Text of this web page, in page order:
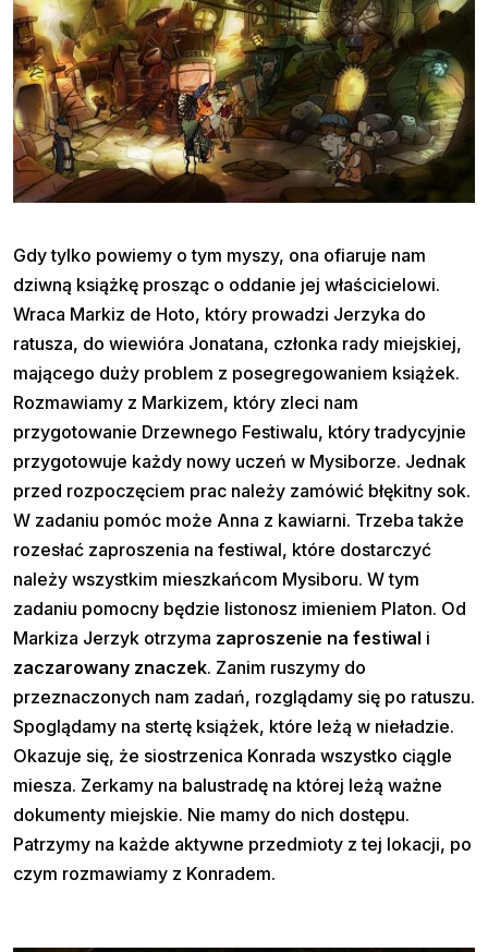
Gdy tylko powiemy o tym myszy, ona ofiaruje nam
dziwną książkę prosząc o oddanie jej właścicielowi.
Wraca Markiz de Hoto, który prowadzi Jerzyka do
ratusza, do wiewióra Jonatana, członka rady miejskiej,
mającego duży problem z posegregowaniem książek.
Rozmawiamy z Markizem, który zleci nam
przygotowanie Drzewnego Festiwalu, który tradycyjnie
przygotowuje każdy nowy uczeń w Mysiborze. Jednak
przed rozpoczęciem prac należy zamówić błękitny sok.
W zadaniu pomóc może Anna z kawiarni. Trzeba także
rozesłać zaproszenia na festiwal, które dostarczyć
należy wszystkim mieszkańcom Mysiboru. W tym
zadaniu pomocny będzie listonosz imieniem Platon. Od
Markiza Jerzyk otrzyma zaproszenie na festiwal i
zaczarowany znaczek. Zanim ruszymy do
przeznaczonych nam zadań, rozglądamy się po ratuszu.
Spoglądamy na stertę książek, które leżą w nieładzie.
Okazuje się, że siostrzenica Konrada wszystko ciągle
miesza. Zerkamy na balustradę na której leżą ważne
dokumenty miejskie. Nie mamy do nich dostępu.
Patrzymy na każde aktywne przedmioty z tej lokacji, po
czym rozmawiamy z Konradem.